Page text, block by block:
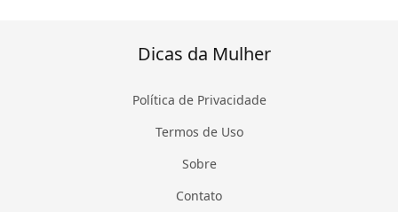
Dicas da Mulher
Política de Privacidade
Termos de Uso
Sobre
Contato